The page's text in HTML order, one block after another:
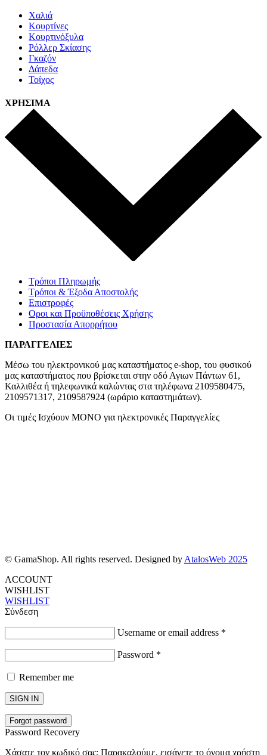
Χαλιά
Κουρτίνες
Κουρτινόξυλα
Ρόλλερ Σκίασης
Γκαζόν
Δάπεδα
Τοίχος
ΧΡΗΣΙΜΑ
Τρόποι Πληρωμής
Τρόποι & Έξοδα Αποστολής
Επιστροφές
Οροι και Προϋποθέσεις Χρήσης
Προστασία Απορρήτου
ΠΑΡΑΓΓΕΛΙΕΣ
Μέσω του ηλεκτρονικού μας καταστήματος e-shop, του φυσικού
μας καταστήματος που βρίσκεται στην οδό Αγιων Πάντων 61,
Καλλιθέα ή τηλεφωνικά καλώντας στα τηλέφωνα 2109580475,
2109571317, 2109587924 (ωράριο καταστημάτων).
Οι τιμές Ισχύουν ΜΟΝΟ για ηλεκτρονικές Παραγγελίες
© GamaShop. All rights reserved. Designed by AtalosWeb 2025
ACCOUNT
WISHLIST
WISHLIST
Σύνδεση
Username or email address *
Password *
Remember me
SIGN IN
Forgot password
Password Recovery
Χάσατε τον κωδικό σας; Παρακαλούμε, εισάγετε το όνομα χρήστη